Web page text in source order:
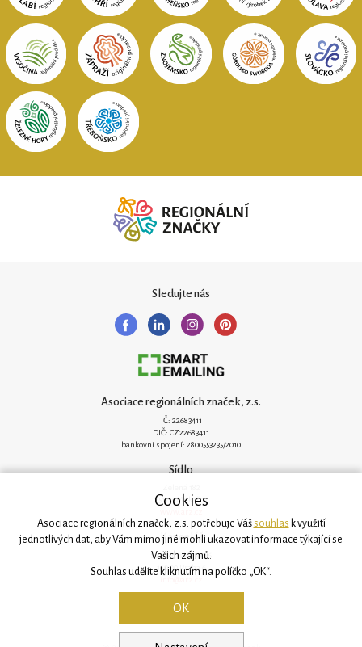
Sledujte nás
Asociace regionálních značek, z.s.
IČ: 22683411
DIČ: CZ22683411
bankovní spojení: 2800553235/2010
Sídlo
251 62 Mukařov
Kancelář
Svatovítská 906/6
160 00 Praha 6
Cookies
Asociace regionálních značek, z.s. potřebuje Vášsouhlas k využití
jednotlivých dat, aby Vám mimo jiné mohli ukazovat informace týkající se
Vašich zájmů.
Souhlas udělíte kliknutím na políčko „OK“.
OK